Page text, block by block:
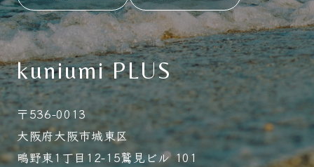
kuniumi PLUS
〒536-0013
大阪府大阪市城東区
鴫野東1丁目12-15鷲見ビル 101